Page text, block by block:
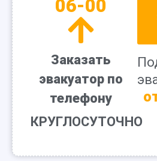
06-00
Заказать
эвакуатор по
телефону
КРУГЛОСУТОЧНО